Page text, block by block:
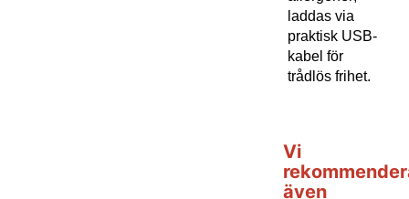
laddas via
praktisk USB-
kabel för
trådlös frihet.
Vi
även